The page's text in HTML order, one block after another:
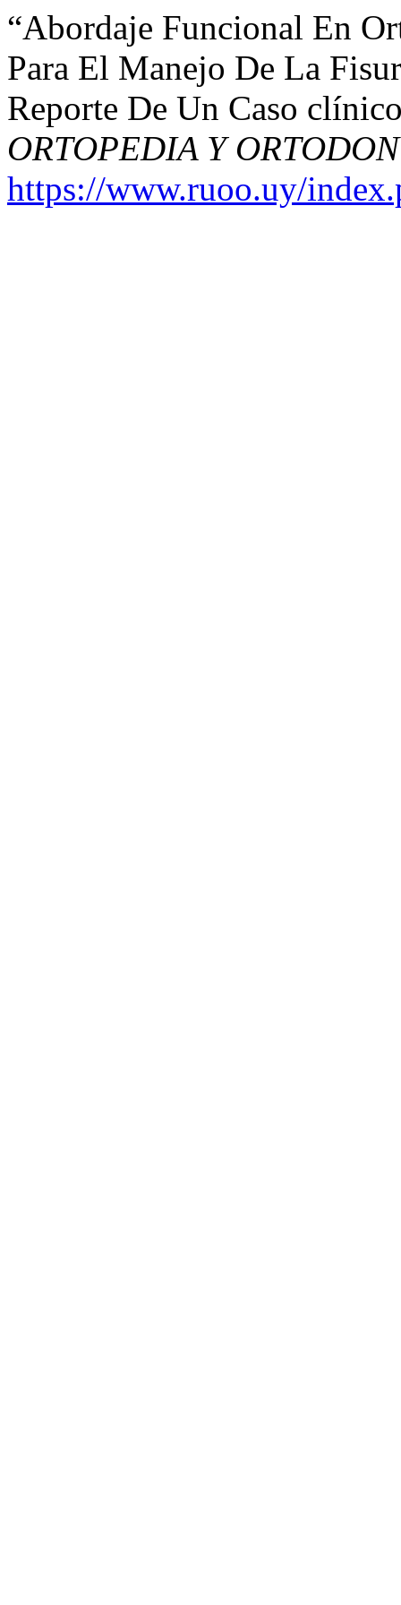
“Abordaje Funcional En
Para El Manejo De La
Reporte De Un Caso
ORTOPEDIA Y
https://www.ruoo.uy/